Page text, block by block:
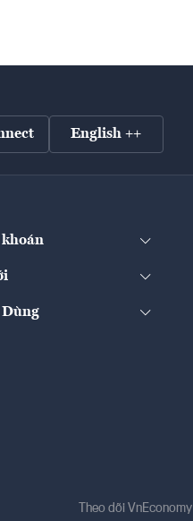
English ++
Theo dõi VnEconomy